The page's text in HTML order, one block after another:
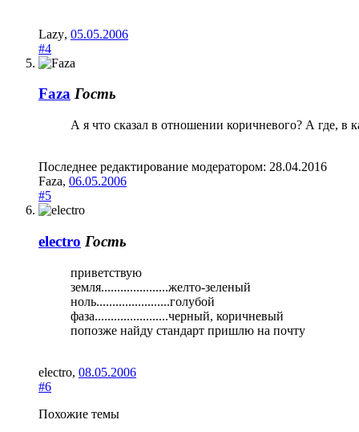
Lazy, 05.05.2006
#4
Faza Гость
А я что сказал в отношении коричневого? А где, в
Последнее редактирование модератором: 28.04.2016
Faza, 06.05.2006
#5
electro Гость
приветствую
земля.....................желто-зеленый
ноль.......................голубой
фаза.......................черный, коричневый
попозже найду стандарт пришлю на почту
electro, 08.05.2006
#6
Похожие темы